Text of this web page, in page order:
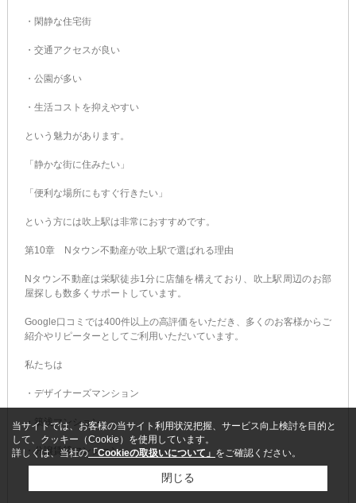
・閑静な住宅街
・交通アクセスが良い
・公園が多い
・生活コストを抑えやすい
という魅力があります。
「静かな街に住みたい」
「便利な場所にもすぐ行きたい」
という方には吹上駅は非常におすすめです。
第10章 Nタウン不動産が吹上駅で選ばれる理由
Nタウン不動産は栄駅徒歩1分に店舗を構えており、吹上駅周辺のお部
屋探しも数多くサポートしています。
Google口コミでは400件以上の高評価をいただき、多くのお客様からご
紹介やリピーターとしてご利用いただいています。
私たちは
・デザイナーズマンション
・築浅マンション
・分譲賃貸マンション
当サイトでは、お客様の当サイト利用状況把握、サービス向上検討を目的と
して、クッキー（Cookie）を使用しています。
詳しくは、当社の 「Cookieの取扱いについて」 をご確認ください。
閉じる